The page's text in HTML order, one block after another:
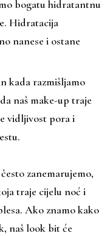
bogatu hidratantnu
Hidratacija
nanese i ostane
kada razmišljamo
naš make-up traje
vidljivost pora i
zanemarujemo,
traje cijelu noć i
Ako znamo kako
naš look bit će